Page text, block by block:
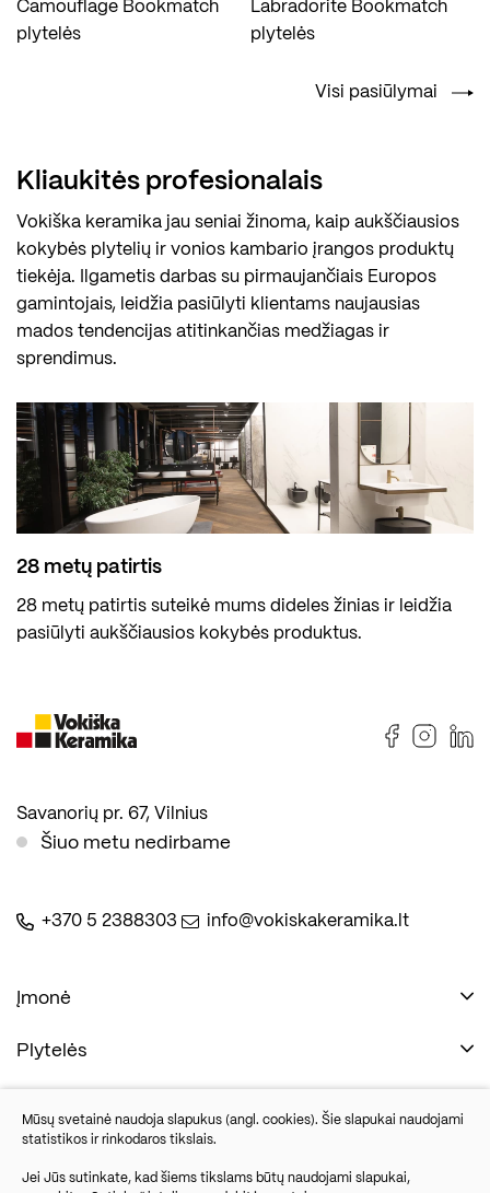
Camouflage Bookmatch
plytelės
Labradorite Bookmatch
plytelės
Visi pasiūlymai
Kliaukitės profesionalais
Vokiška keramika jau seniai žinoma, kaip aukščiausios
kokybės plytelių ir vonios kambario įrangos produktų
tiekėja. Ilgametis darbas su pirmaujančiais Europos
gamintojais, leidžia pasiūlyti klientams naujausias
mados tendencijas atitinkančias medžiagas ir
sprendimus.
28 metų patirtis
28 metų patirtis suteikė mums dideles žinias ir leidžia
pasiūlyti aukščiausios kokybės produktus.
Savanorių pr. 67, Vilnius
Šiuo metu nedirbame
+370 5 2388303 info@vokiskakeramika.lt
Įmonė
Plytelės
Naudinga
Kontaktai
Mūsų svetainė naudoja slapukus (angl. cookies). Šie slapukai naudojami
statistikos ir rinkodaros tikslais.
Jei Jūs sutinkate, kad šiems tikslams būtų naudojami slapukai,